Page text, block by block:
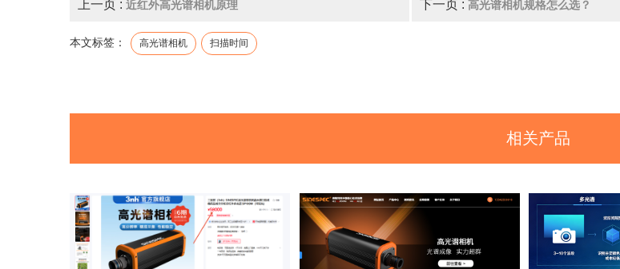
上一页 : 近红外高光谱相机原理 下一页 :高光谱相机规格怎么选？
本文标签： 高光谱相机 扫描时间
相关产品